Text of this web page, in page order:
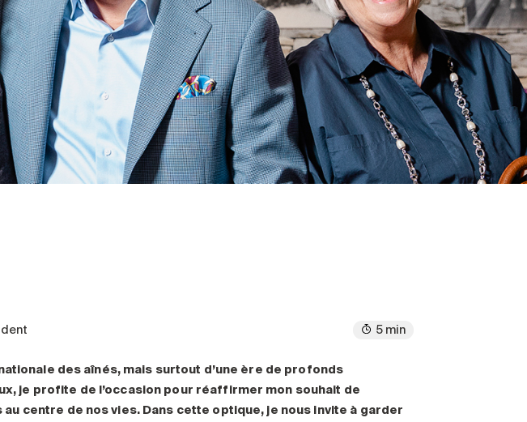
5 min
des aînés, mais surtout d’une ère de profonds
je profite de l’occasion pour réaffirmer mon souhait de
centre de nos vies. Dans cette optique, je nous invite à garder